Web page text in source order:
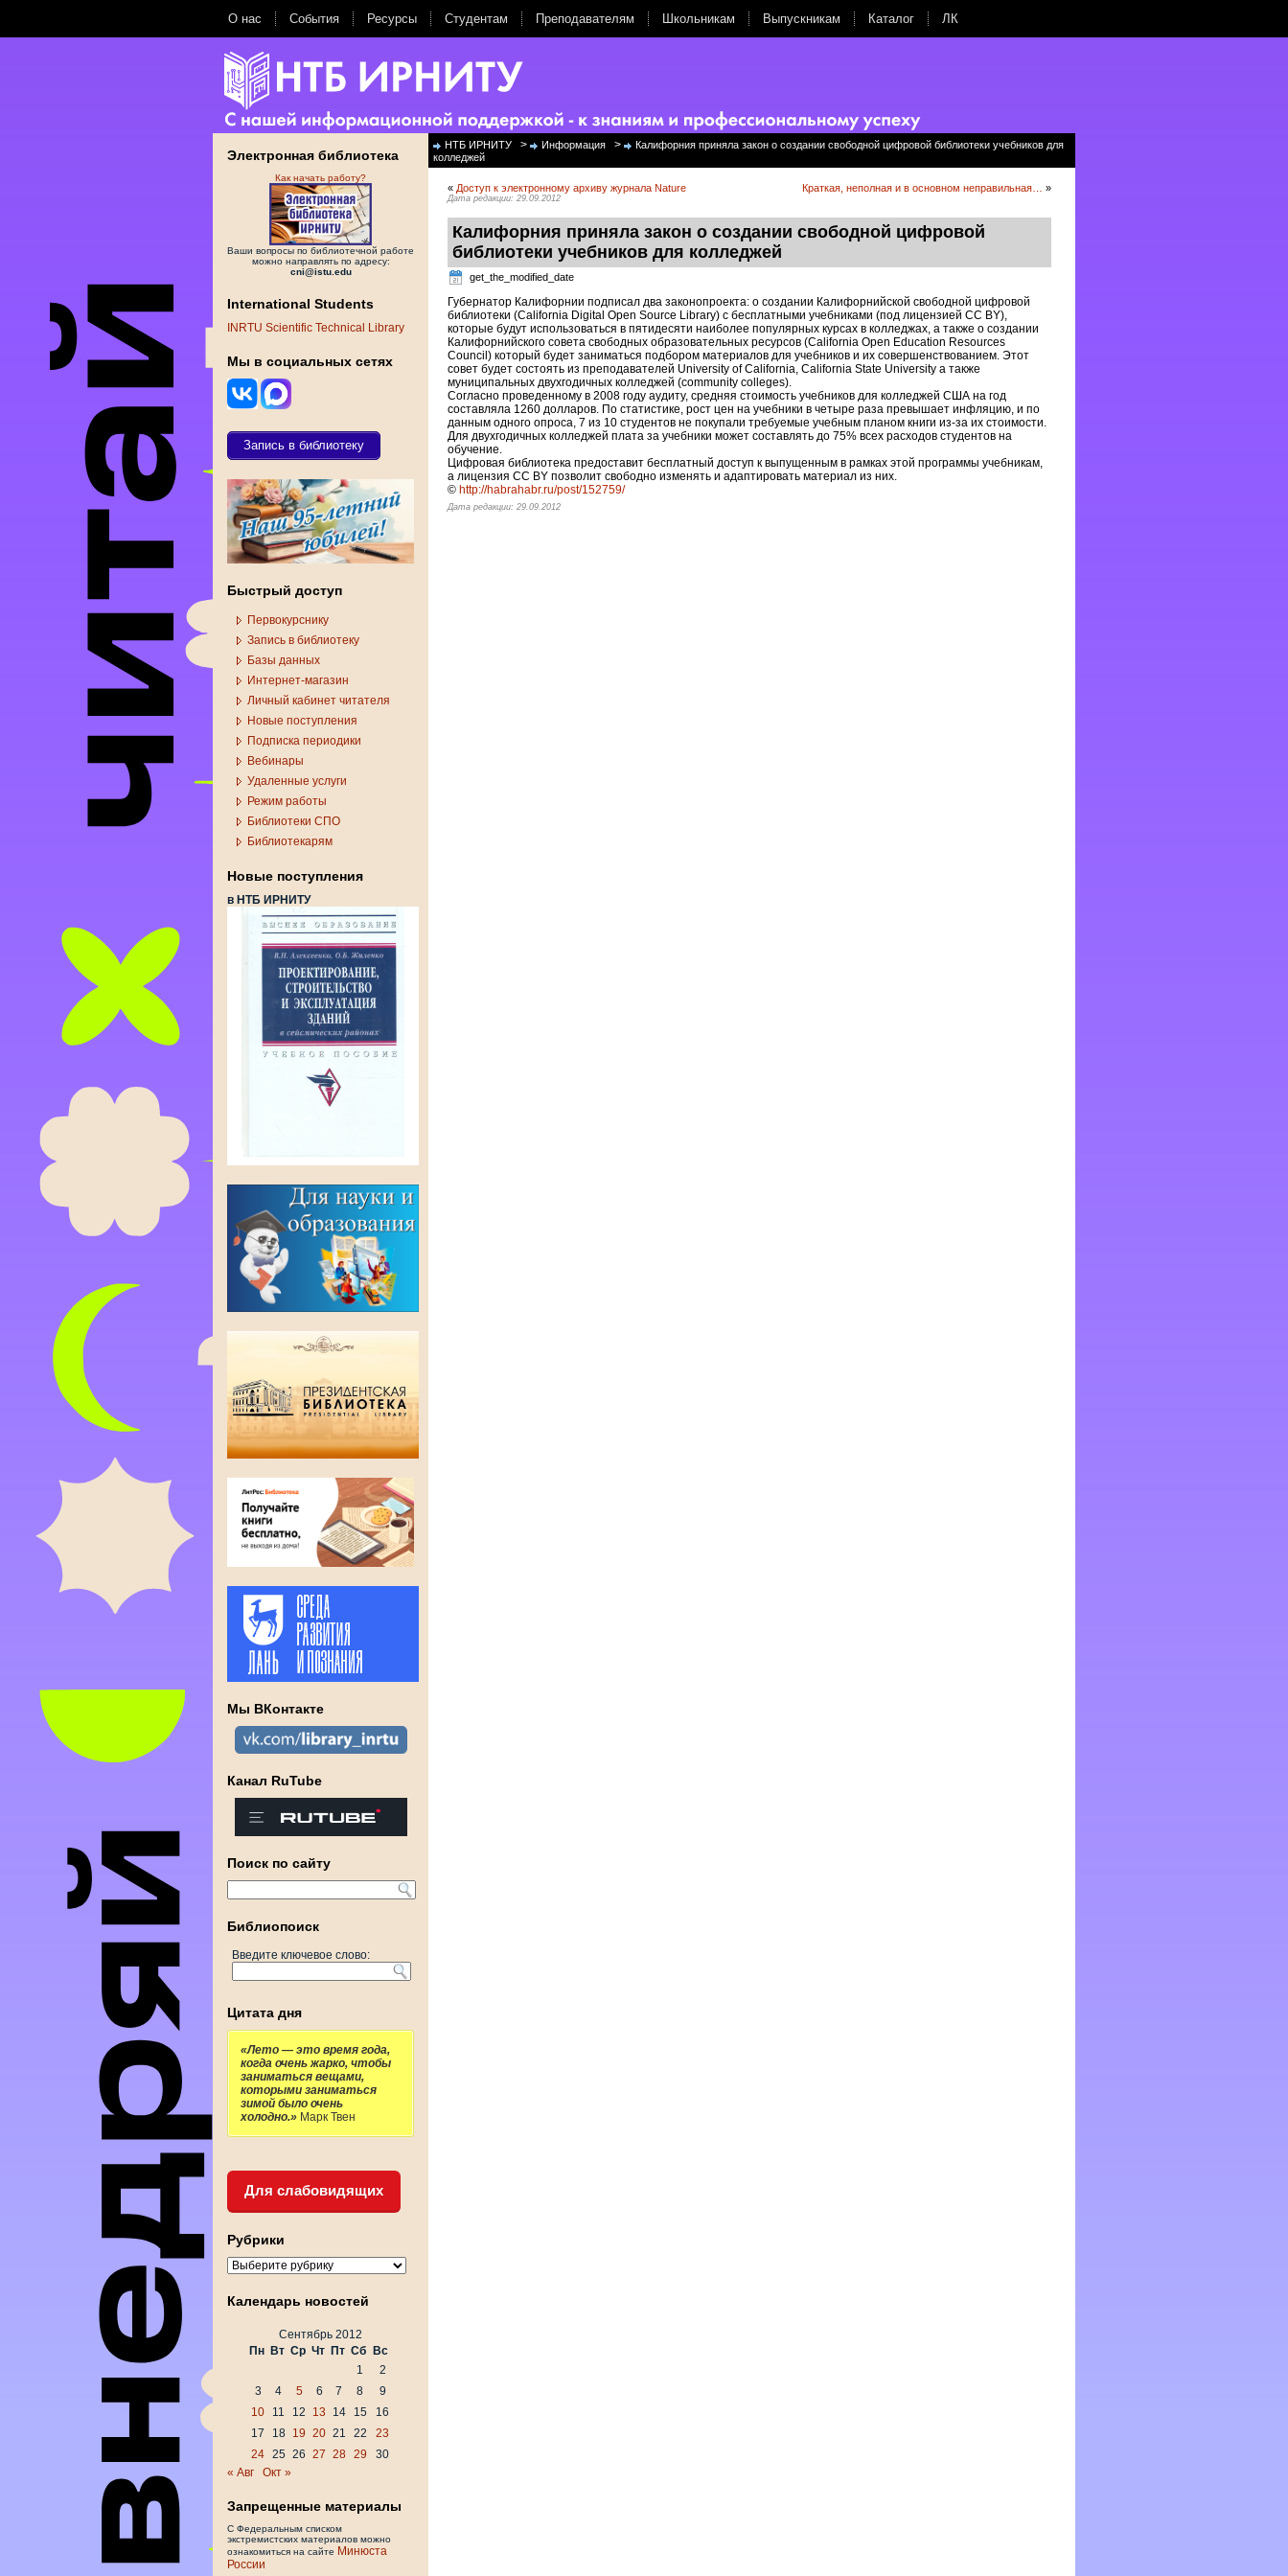
О нас События Ресурсы Студентам Преподавателям Школьникам Выпускникам Каталог ЛК
Электронная библиотека
Как начать работу?
Ваши вопросы по библиотечной работе
можно направлять по адресу:
cni@istu.edu
International Students
INRTU Scientific Technical Library
Мы в социальных сетях
Запись в библиотеку
Быстрый доступ
Первокурснику
Запись в библиотеку
Базы данных
Интернет-магазин
Личный кабинет читателя
Новые поступления
Подписка периодики
Вебинары
Удаленные услуги
Режим работы
Библиотеки СПО
Библиотекарям
Новые поступления
в НТБ ИРНИТУ
Мы ВКонтакте
Канал RuTube
Поиск по сайту
Библиопоиск
Введите ключевое слово:
Цитата дня
«Лето — это время года,
когда очень жарко, чтобы
заниматься вещами,
которыми заниматься
зимой было очень
холодно.» Марк Твен
Для слабовидящих
Рубрики
Рубрики
Календарь новостей
Сентябрь 2012
Пн Вт Ср Чт Пт Сб
Вс
1
2
3
4 5 6 7 8
9
10
11 12 13 14 15
16
17
18 19 20 21 22
23
24 25 26 27 28 29
30
« Авг
Окт »
Запрещенные материалы
С Федеральным списком
экстремистских материалов можно
ознакомиться на сайте Минюста
России
НТБ ИРНИТУ > Информация >
Калифорния приняла закон о создании свободной цифровой библиотеки учебников для
колледжей
« Доступ к электронному архиву журнала Nature Краткая, неполная и в основном неправильная… »
Дата редакции: 29.09.2012
Калифорния приняла закон о создании свободной цифровой
библиотеки учебников для колледжей
get_the_modified_date
Губернатор Калифорнии подписал два законопроекта: о создании Калифорнийской свободной цифровой
библиотеки (California Digital Open Source Library) с бесплатными учебниками (под лицензией CC BY),
которые будут использоваться в пятидесяти наиболее популярных курсах в колледжах, а также о создании
Калифорнийского совета свободных образовательных ресурсов (California Open Education Resources
Council) который будет заниматься подбором материалов для учебников и их совершенствованием. Этот
совет будет состоять из преподавателей University of California, California State University а также
муниципальных двухгодичных колледжей (сommunity сolleges).
Согласно проведенному в 2008 году аудиту, средняя стоимость учебников для колледжей США на год
составляла 1260 долларов. По статистике, рост цен на учебники в четыре раза превышает инфляцию, и по
данным одного опроса, 7 из 10 студентов не покупали требуемые учебным планом книги из-за их стоимости.
Для двухгодичных колледжей плата за учебники может составлять до 75% всех расходов студентов на
обучение.
Цифровая библиотека предоставит бесплатный доступ к выпущенным в рамках этой программы учебникам,
а лицензия CC BY позволит свободно изменять и адаптировать материал из них.
© http://habrahabr.ru/post/152759/
Дата редакции: 29.09.2012